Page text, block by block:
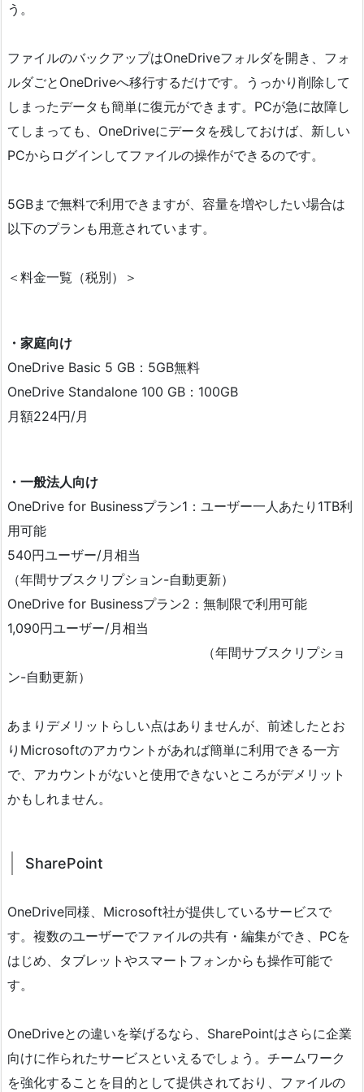
う。
ファイルのバックアップはOneDriveフォルダを開き、フォ
ルダごとOneDriveへ移行するだけです。うっかり削除して
しまったデータも簡単に復元ができます。PCが急に故障し
てしまっても、OneDriveにデータを残しておけば、新しい
PCからログインしてファイルの操作ができるのです。
5GBまで無料で利用できますが、容量を増やしたい場合は
以下のプランも用意されています。
＜料金一覧（税別）＞
・家庭向け
OneDrive Basic 5 GB：5GB無料
OneDrive Standalone 100 GB：100GB
月額224円/月
・一般法人向け
OneDrive for Businessプラン1：ユーザー一人あたり1TB利
用可能
540円ユーザー/月相当
（年間サブスクリプション-自動更新）
OneDrive for Businessプラン2：無制限で利用可能
1,090円ユーザー/月相当
（年間サブスクリプショ
ン-自動更新）
あまりデメリットらしい点はありませんが、前述したとお
りMicrosoftのアカウントがあれば簡単に利用できる一方
で、アカウントがないと使用できないところがデメリット
かもしれません。
SharePoint
OneDrive同様、Microsoft社が提供しているサービスで
す。複数のユーザーでファイルの共有・編集ができ、PCを
はじめ、タブレットやスマートフォンからも操作可能で
す。
OneDriveとの違いを挙げるなら、SharePointはさらに企業
向けに作られたサービスといえるでしょう。チームワーク
を強化することを目的として提供されており、ファイルの